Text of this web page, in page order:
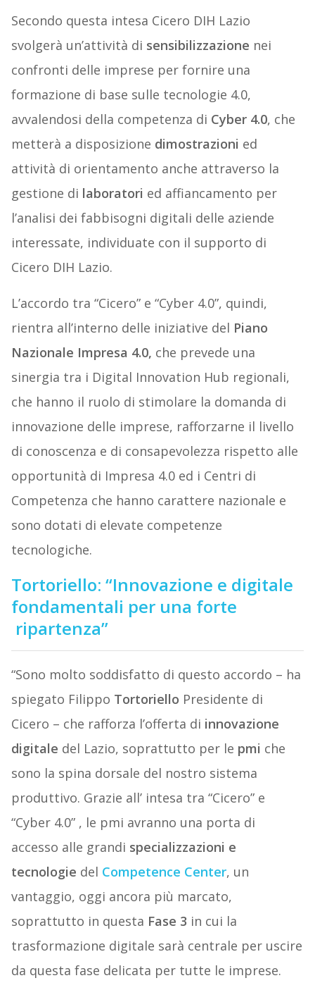
Secondo questa intesa Cicero DIH Lazio
svolgerà un’attività di sensibilizzazione nei
confronti delle imprese per fornire una
formazione di base sulle tecnologie 4.0,
avvalendosi della competenza di Cyber 4.0, che
metterà a disposizione dimostrazioni ed
attività di orientamento anche attraverso la
gestione di laboratori ed affiancamento per
l’analisi dei fabbisogni digitali delle aziende
interessate, individuate con il supporto di
Cicero DIH Lazio.
L’accordo tra “Cicero” e “Cyber 4.0”, quindi,
rientra all’interno delle iniziative del Piano
Nazionale Impresa 4.0, che prevede una
sinergia tra i Digital Innovation Hub regionali,
che hanno il ruolo di stimolare la domanda di
innovazione delle imprese, rafforzarne il livello
di conoscenza e di consapevolezza rispetto alle
opportunità di Impresa 4.0 ed i Centri di
Competenza che hanno carattere nazionale e
sono dotati di elevate competenze
tecnologiche.
Tortoriello: “Innovazione e digitale
fondamentali per una forte
ripartenza”
“Sono molto soddisfatto di questo accordo – ha
spiegato Filippo Tortoriello Presidente di
Cicero – che rafforza l’offerta di innovazione
digitale del Lazio, soprattutto per le pmi che
sono la spina dorsale del nostro sistema
produttivo. Grazie all’ intesa tra “Cicero” e
“Cyber 4.0” , le pmi avranno una porta di
accesso alle grandi specializzazioni e
tecnologie del Competence Center, un
vantaggio, oggi ancora più marcato,
soprattutto in questa Fase 3 in cui la
trasformazione digitale sarà centrale per uscire
da questa fase delicata per tutte le imprese.